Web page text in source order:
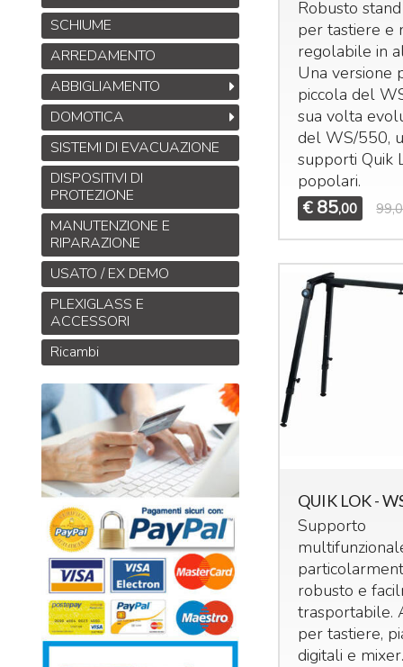
Robusto stand
per tastiere e
regolabile in
Una versione
piccola del
sua volta
del WS/550,
supporti Quik
popolari.
€ 85,00
QUIK LOK -
Supporto
robusto e
trasportabile.
per tastiere,
digitali e mixer.
SCHIUME
ARREDAMENTO
ABBIGLIAMENTO
DOMOTICA
SISTEMI DI EVACUAZIONE
DISPOSITIVI DI
PROTEZIONE
MANUTENZIONE E
RIPARAZIONE
USATO / EX DEMO
PLEXIGLASS E
ACCESSORI
Ricambi